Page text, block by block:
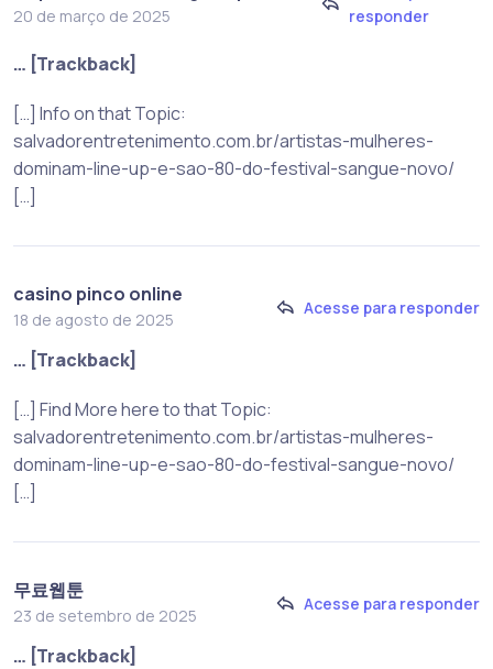
20 de março de 2025
responder
… [Trackback]
[…] Info on that Topic:
salvadorentretenimento.com.br/artistas-mulheres-
dominam-line-up-e-sao-80-do-festival-sangue-novo/
[…]
casino pinco online
18 de agosto de 2025
Acesse para responder
… [Trackback]
[…] Find More here to that Topic:
salvadorentretenimento.com.br/artistas-mulheres-
dominam-line-up-e-sao-80-do-festival-sangue-novo/
[…]
무료웹툰
23 de setembro de 2025
Acesse para responder
… [Trackback]